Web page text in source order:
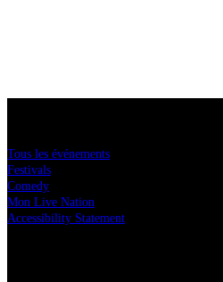
Tous les événements
Festivals
Comedy
Mon Live Nation
Accessibility Statement